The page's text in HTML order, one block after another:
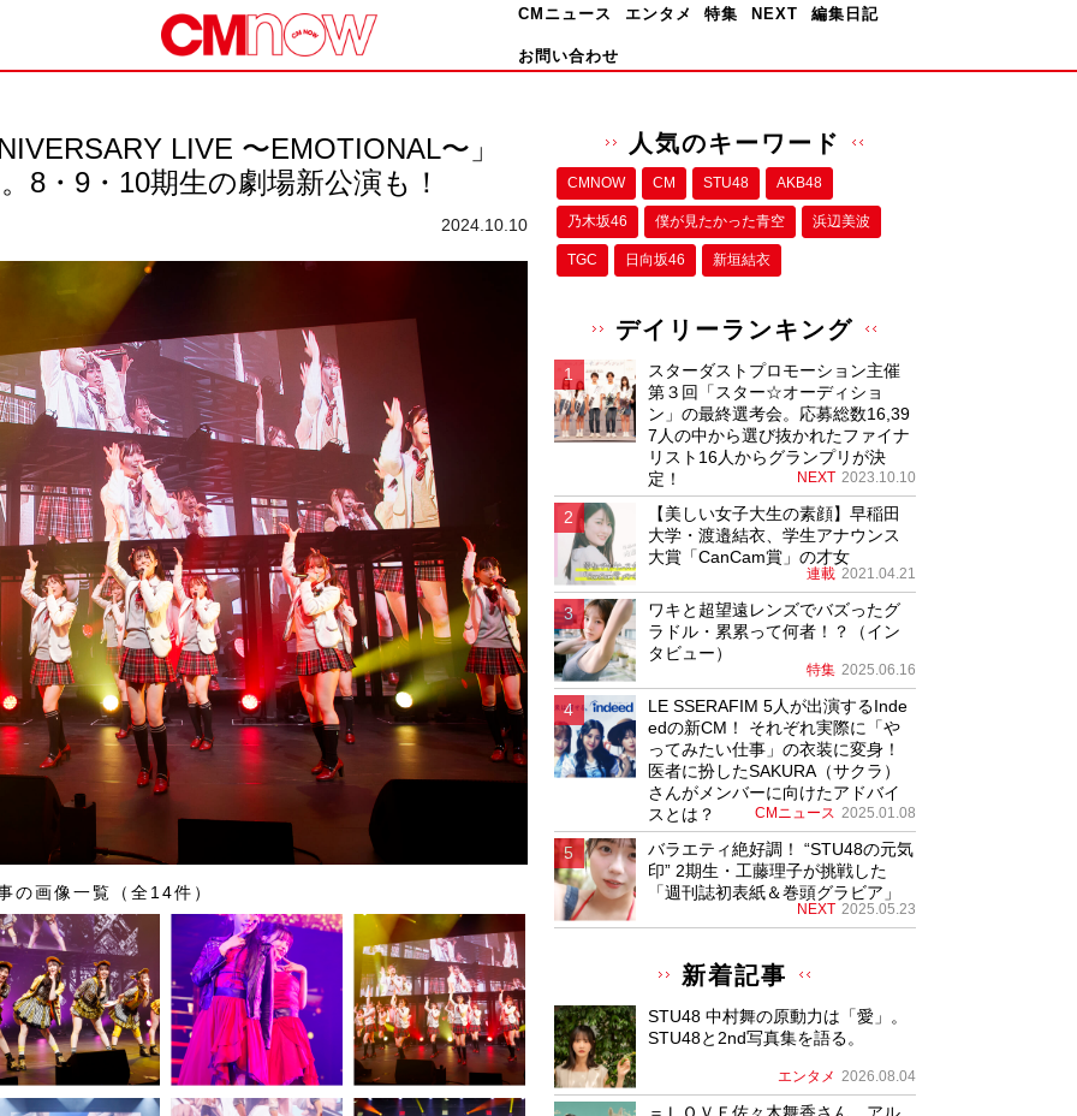
CMニュース エンタメ 特集 NEXT 編集日記
お問い合わせ
LIVE 〜EMOTIONAL〜」
8・9・10期生の劇場新公演も！
2024.10.10
の画像一覧（全14件）
人気のキーワード
CMNOW CM STU48 AKB48
乃木坂46 僕が⾒たかった⻘空 浜辺美波
TGC 日向坂46 新垣結衣
デイリーランキング
スターダストプロモーション主催
第３回「スター☆オーディショ
ン」の最終選考会。応募総数16,39
7人の中から選び抜かれたファイナ
リスト16人からグランプリが決
定！
NEXT 2023.10.10
【美しい女子大生の素顔】早稲田
大学・渡邉結衣、学生アナウンス
大賞「CanCam賞」の才女
連載 2021.04.21
ワキと超望遠レンズでバズったグ
ラドル・累累って何者！？（イン
タビュー）
特集 2025.06.16
LE SSERAFIM 5人が出演するInde
edの新CM！ それぞれ実際に「や
ってみたい仕事」の衣装に変身！
医者に扮したSAKURA（サクラ）
さんがメンバーに向けたアドバイ
スとは？
CMニュース 2025.01.08
バラエティ絶好調！ “STU48の元気
印” 2期生・工藤理子が挑戦した
「週刊誌初表紙＆巻頭グラビア」
NEXT 2025.05.23
新着記事
STU48 中村舞の原動力は「愛」。
STU48と2nd写真集を語る。
エンタメ 2026.08.04
＝ＬＯＶＥ佐々木舞香さん、アル